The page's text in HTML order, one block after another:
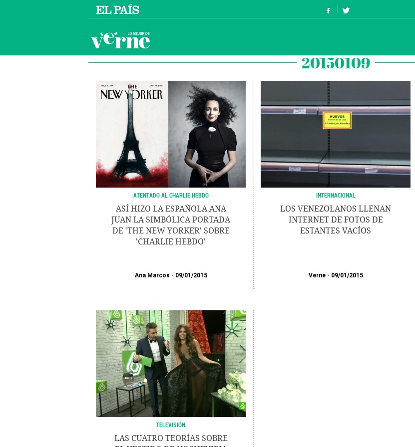
20150109
ATENTADO AL CHARLIE HEBDO
ASÍ HIZO LA ESPAÑOLA ANA
JUAN LA SIMBÓLICA PORTADA
DE 'THE NEW YORKER' SOBRE
'CHARLIE HEBDO'
Ana Marcos 09/01/2015
INTERNACIONAL
LOS VENEZOLANOS LLENAN
INTERNET DE FOTOS DE
ESTANTES VACÍOS
Verne 09/01/2015
TELEVISIÓN
LAS CUATRO TEORÍAS SOBRE